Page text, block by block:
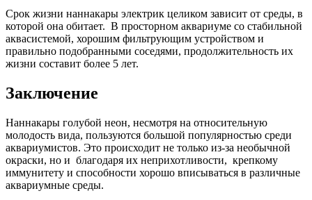
Срок жизни наннакары электрик целиком зависит от среды, в
которой она обитает. В просторном аквариуме со стабильной
аквасистемой, хорошим фильтрующим устройством и
правильно подобранными соседями, продолжительность их
жизни составит более 5 лет.
Заключение
Наннакары голубой неон, несмотря на относительную
молодость вида, пользуются большой популярностью среди
аквариумистов. Это происходит не только из-за необычной
окраски, но и благодаря их неприхотливости, крепкому
иммунитету и способности хорошо вписываться в различные
аквариумные среды.